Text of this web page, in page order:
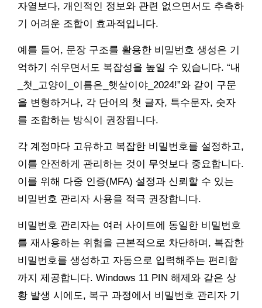
자열보다, 개인적인 정보와 관련 없으면서도 추측하
기 어려운 조합이 효과적입니다.
예를 들어, 문장 구조를 활용한 비밀번호 생성은 기
억하기 쉬우면서도 복잡성을 높일 수 있습니다. “내
_첫_고양이_이름은_햇살이야_2024!”와 같이 구문
을 변형하거나, 각 단어의 첫 글자, 특수문자, 숫자
를 조합하는 방식이 권장됩니다.
각 계정마다 고유하고 복잡한 비밀번호를 설정하고,
이를 안전하게 관리하는 것이 무엇보다 중요합니다.
이를 위해 다중 인증(MFA) 설정과 신뢰할 수 있는
비밀번호 관리자 사용을 적극 권장합니다.
비밀번호 관리자는 여러 사이트에 동일한 비밀번호
를 재사용하는 위험을 근본적으로 차단하며, 복잡한
비밀번호를 생성하고 자동으로 입력해주는 편리함
까지 제공합니다. Windows 11 PIN 해제와 같은 상
황 발생 시에도, 복구 과정에서 비밀번호 관리자 기